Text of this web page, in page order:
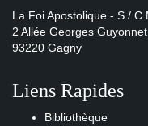
La Foi Apostolique - S / C
2 Allée Georges Guyonnet
93220 Gagny
Liens Rapides
Bibliothèque